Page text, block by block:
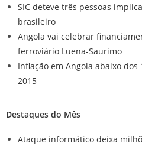
SIC deteve três pessoas
brasileiro
Angola vai celebrar
ferroviário Luena-Saurimo
Inflação em Angola abaixo
2015
Destaques do Mês
Ataque informático deixa